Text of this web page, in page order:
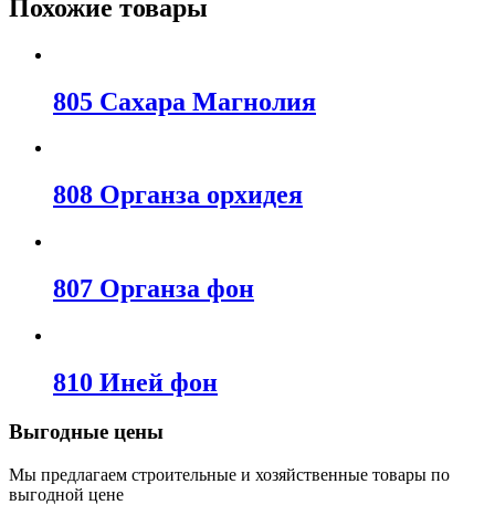
Похожие товары
805 Сахара Магнолия
808 Органза орхидея
807 Органза фон
810 Иней фон
Выгодные цены
Мы предлагаем строительные и хозяйственные товары по
выгодной цене